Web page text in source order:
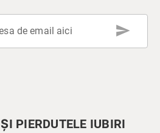
de email aici send
PIERDUTELE IUBIRI